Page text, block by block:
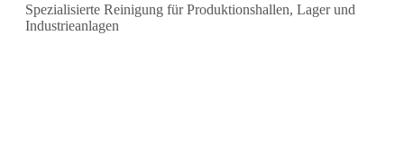
Spezialisierte Reinigung für Produktionshallen, Lager und
Industrieanlagen